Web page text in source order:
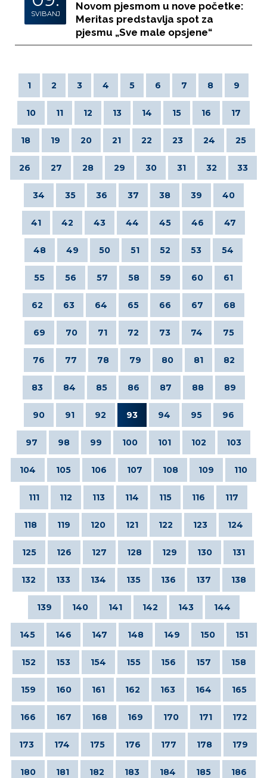
SVIBANJ
Novom pjesmom u nove početke:
Meritas predstavlja spot za
pjesmu „Sve male opsjene“
1 2 3 4 5 6 7 8 9
10 11 12 13 14 15 16 17
18 19 20 21 22 23 24 25
26 27 28 29 30 31 32 33
34 35 36 37 38 39 40
41 42 43 44 45 46 47
48 49 50 51 52 53 54
55 56 57 58 59 60 61
62 63 64 65 66 67 68
69 70 71 72 73 74 75
76 77 78 79 80 81 82
83 84 85 86 87 88 89
90 91 92 93 94 95 96
97 98 99 100 101 102 103
104 105 106 107 108 109 110
111 112 113 114 115 116 117
118 119 120 121 122 123 124
125 126 127 128 129 130 131
132 133 134 135 136 137 138
139 140 141 142 143 144
145 146 147 148 149 150 151
152 153 154 155 156 157 158
159 160 161 162 163 164 165
166 167 168 169 170 171 172
173 174 175 176 177 178 179
180 181 182 183 184 185 186